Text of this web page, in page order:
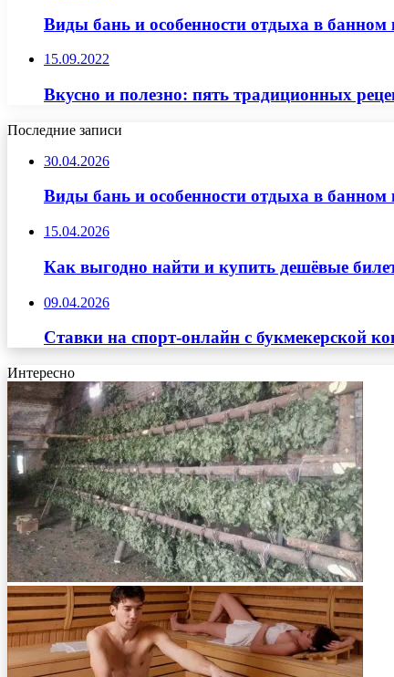
Виды бань и особенности отдыха в банном
15.09.2022
Вкусно и полезно: пять традиционных
Последние записи
30.04.2026
Виды бань и особенности отдыха в банном
15.04.2026
Как выгодно найти и купить дешёвые
09.04.2026
Ставки на спорт-онлайн с букмекерской
Интересно